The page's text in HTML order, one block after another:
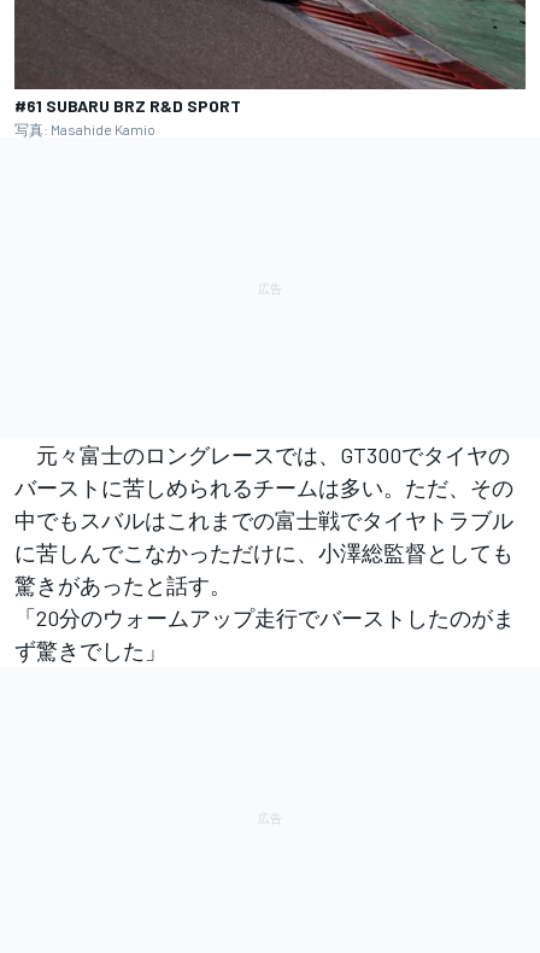
#61 SUBARU BRZ R&D SPORT
写真: Masahide Kamio
元々富士のロングレースでは、GT300でタイヤの
バーストに苦しめられるチームは多い。ただ、その
中でもスバルはこれまでの富士戦でタイヤトラブル
に苦しんでこなかっただけに、小澤総監督としても
驚きがあったと話す。
「20分のウォームアップ走行でバーストしたのがま
ず驚きでした」